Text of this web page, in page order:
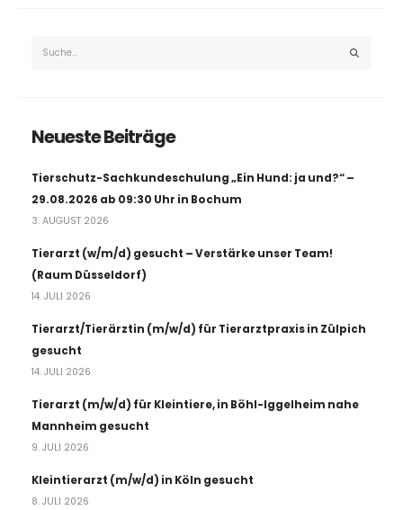
Neueste Beiträge
Tierschutz-Sachkundeschulung „Ein Hund: ja und?“ –
29.08.2026 ab 09:30 Uhr in Bochum
3. AUGUST 2026
Tierarzt (w/m/d) gesucht – Verstärke unser Team!
(Raum Düsseldorf)
14. JULI 2026
Tierarzt/Tierärztin (m/w/d) für Tierarztpraxis in Zülpich
gesucht
14. JULI 2026
Tierarzt (m/w/d) für Kleintiere, in Böhl-Iggelheim nahe
Mannheim gesucht
9. JULI 2026
Kleintierarzt (m/w/d) in Köln gesucht
8. JULI 2026